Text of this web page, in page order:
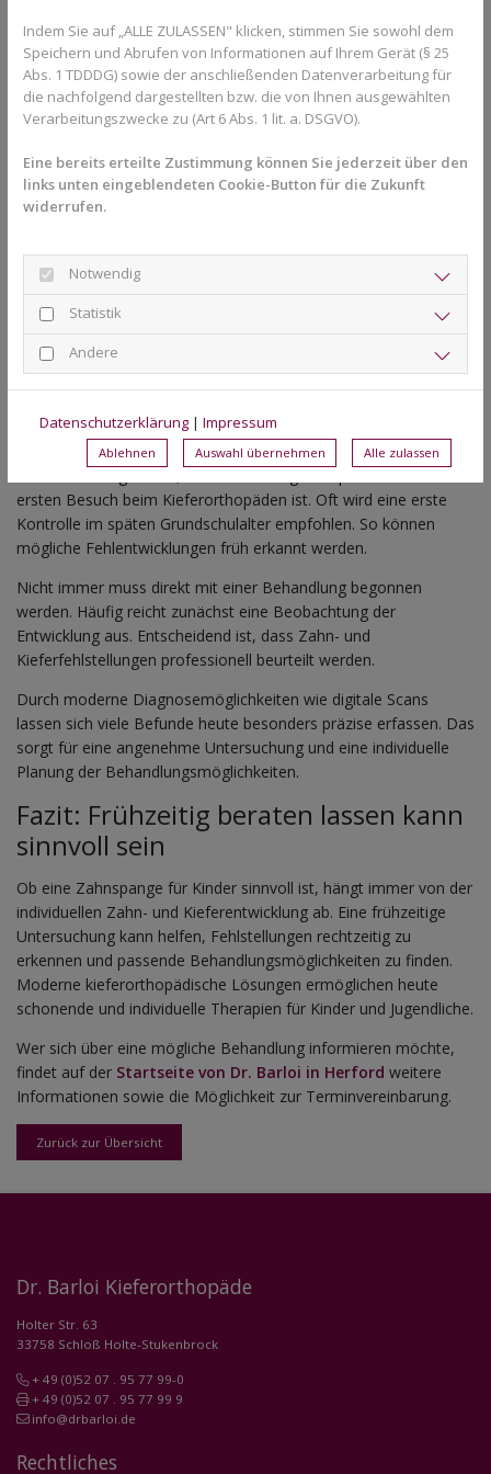
Zurück zur Übersicht
Zahnfleischprobleme reduziert werden kann. Zusätzlich kann
eine gute Zahnstellung die Kaufunktion und Aussprache
unterstützen.
Moderne Kieferorthopädie bietet heute unterschiedliche
Zahnspangen oder modernen Alignern. Welche Behandlung
geeignet ist, hängt immer von der jeweiligen Fehlstellung und
Die Praxis Dr. Barloi setzt auf moderne Technik und persönliche
Beratung. Einen Überblick über die Praxis und das
Behandlungskonzept erhalten Interessierte auf der Seite
Über
Uns. Dort finden Patienten außerdem Informationen zum Team
und zu den Praxiswerten.
Ab wann sollten Kinder zum
Kieferorthopäden?
ersten Besuch beim Kieferorthopäden ist. Oft wird eine erste
Kontrolle im späten Grundschulalter empfohlen. So können
mögliche Fehlentwicklungen früh erkannt werden.
Nicht immer muss direkt mit einer Behandlung begonnen
werden. Häufig reicht zunächst eine Beobachtung der
Entwicklung aus. Entscheidend ist, dass Zahn- und
Kieferfehlstellungen professionell beurteilt werden.
Durch moderne Diagnosemöglichkeiten wie digitale Scans
lassen sich viele Befunde heute besonders präzise erfassen. Das
sorgt für eine angenehme Untersuchung und eine individuelle
Planung der Behandlungsmöglichkeiten.
Fazit: Frühzeitig beraten lassen kann
sinnvoll sein
Ob eine Zahnspange für Kinder sinnvoll ist, hängt immer von der
individuellen Zahn- und Kieferentwicklung ab. Eine frühzeitige
Untersuchung kann helfen, Fehlstellungen rechtzeitig zu
erkennen und passende Behandlungsmöglichkeiten zu finden.
Moderne kieferorthopädische Lösungen ermöglichen heute
schonende und individuelle Therapien für Kinder und Jugendliche.
Wer sich über eine mögliche Behandlung informieren möchte,
findet auf der Startseite von Dr. Barloi in Herford weitere
Informationen sowie die Möglichkeit zur Terminvereinbarung.
Dr. Barloi Kieferorthopäde
Holter Str. 63
33758 Schloß Holte-Stukenbrock
+ 49 (0)52 07 . 95 77 99-0
+ 49 (0)52 07 . 95 77 99 9
info@drbarloi.de
Rechtliches
Indem Sie auf „ALLE ZULASSEN" klicken, stimmen Sie sowohl dem
Speichern und Abrufen von Informationen auf Ihrem Gerät (§ 25
Abs. 1 TDDDG) sowie der anschließenden Datenverarbeitung für
die nachfolgend dargestellten bzw. die von Ihnen ausgewählten
Verarbeitungszwecke zu (Art 6 Abs. 1 lit. a. DSGVO).
Eine bereits erteilte Zustimmung können Sie jederzeit über den
links unten eingeblendeten Cookie-Button für die Zukunft
widerrufen.
Notwendig
Statistik
Andere
Datenschutzerklärung | Impressum
Ablehnen Auswahl übernehmen Alle zulassen